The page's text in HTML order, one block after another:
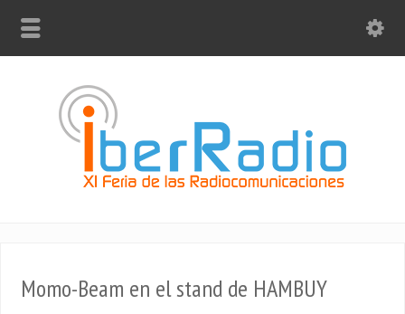
Momo-Beam en el stand de HAMBUY